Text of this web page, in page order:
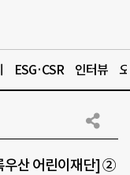
ESG·CSR 인터뷰
우산 어린이재단] ②